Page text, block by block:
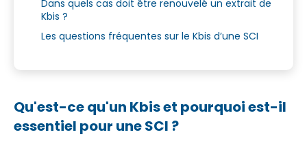
Dans quels cas doit être renouvelé un extrait de
Kbis ?
Les questions fréquentes sur le Kbis d’une SCI
Qu'est-ce qu'un Kbis et pourquoi est-il
essentiel pour une SCI ?